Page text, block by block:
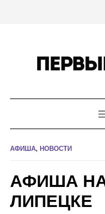
АФИША, НОВОСТИ
АФИША
ЛИПЕЦКЕ